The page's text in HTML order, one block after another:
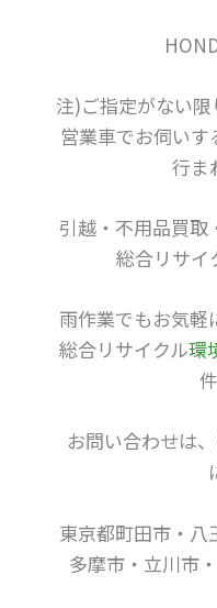
注)ご指定がない
営業車でお伺い
行ま
引越・不用品買取
総合リサイ
雨作業でもお気軽
総合リサイクル環
お問い合わせは
東京都町田市・八
多摩市・立川市